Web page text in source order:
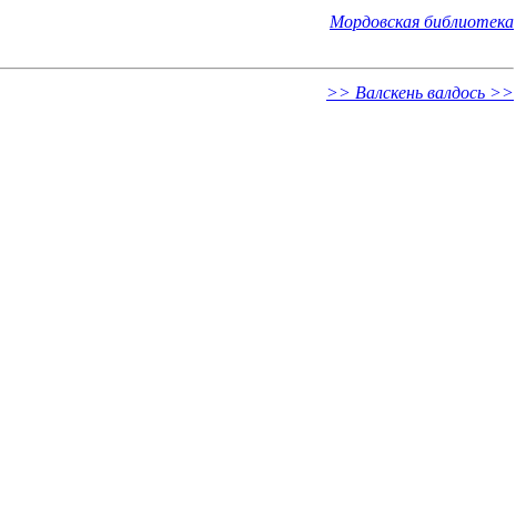
Мордовская библиотека
>> Валскень валдось >>